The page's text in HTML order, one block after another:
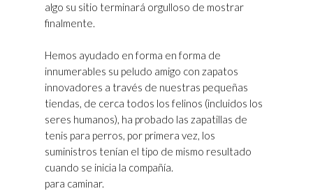
algo su sitio terminará orgulloso de mostrar
finalmente.
Hemos ayudado en forma en forma de
innumerables su peludo amigo con zapatos
innovadores a través de nuestras pequeñas
tiendas, de cerca todos los felinos (incluidos los
seres humanos), ha probado las zapatillas de
tenis para perros, por primera vez, los
suministros tenían el tipo de mismo resultado
cuando se inicia la compañía.
para caminar.